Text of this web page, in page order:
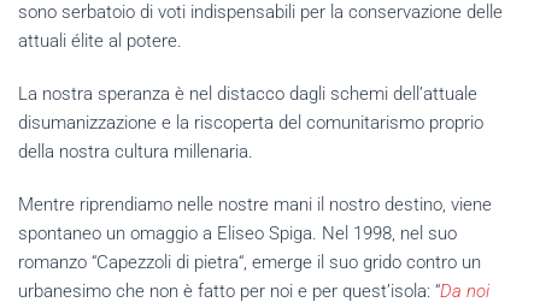
sono serbatoio di voti indispensabili per la conservazione delle
attuali élite al potere.
La nostra speranza è nel distacco dagli schemi dell’attuale
disumanizzazione e la riscoperta del comunitarismo proprio
della nostra cultura millenaria.
Mentre riprendiamo nelle nostre mani il nostro destino, viene
spontaneo un omaggio a Eliseo Spiga. Nel 1998, nel suo
romanzo “Capezzoli di pietra“, emerge il suo grido contro un
urbanesimo che non è fatto per noi e per quest’isola: “Da noi